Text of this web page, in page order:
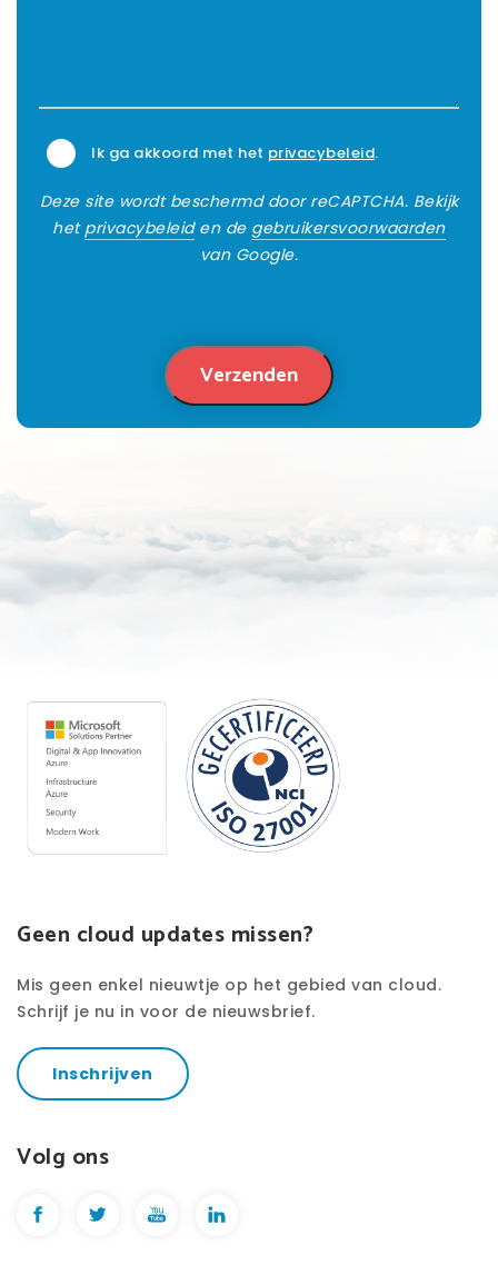
Ik ga akkoord met het privacybeleid.
Deze site wordt beschermd door reCAPTCHA. Bekijk
het privacybeleiden de gebruikersvoorwaarden
van Google.
Geen cloud updates missen?
Mis geen enkel nieuwtje op het gebied van cloud.
Schrijf je nu in voor de nieuwsbrief.
Inschrijven
Volg ons